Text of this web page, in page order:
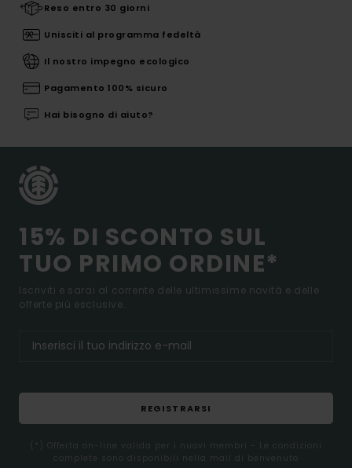
Reso entro 30 giorni
Unisciti al programma fedeltà
Il nostro impegno ecologico
Pagamento 100% sicuro
Hai bisogno di aiuto?
15% DI SCONTO SUL
TUO PRIMO ORDINE*
Iscriviti e sarai al corrente delle ultimissime novità e delle
offerte più esclusive.
REGISTRARSI
(*) Offerta on-line valida per i nuovi membri - Le condizioni
complete sono disponibili nella mail di benvenuto